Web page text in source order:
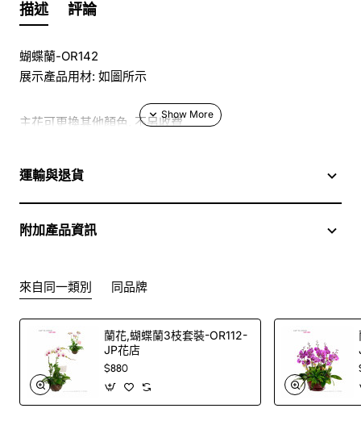
描述 評論
蝴蝶蘭-OR142
展示產品用材: 如圖所示
主花可更換其他顏色, 不另收費
於花店訂花, 隨花束附送精美心意咭一張, 歡迎到本花店查詢
訂購鮮花及手工製品前,為保障客戶利益,請閱讀 條款及細則
此花束價格不適用於(情人節期間 4/2-16/2)
運輸與退貨
附加產品資訊
來自同一類別 同品牌
蘭花,蝴蝶蘭3枝套裝-OR112-
JP花店
$880